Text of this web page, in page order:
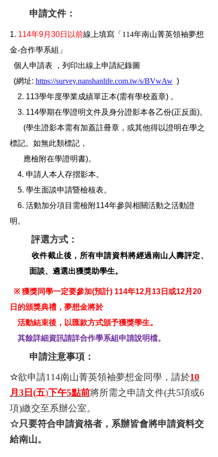
申請文件：
1. 114年9月 30日以前線上填寫 「114年南山菁英領袖夢想
金-合作學系組」
個人 申請表
，列印出線上申請紀錄圖
(網址: https://survey.nanshanlife.com.tw/s/BVwAw )
2. 113學年度學業成績單正本(需有學校蓋章) 。
3. 114學期在學證明文件及身分證影本各乙份(正反面)。
(學生證影本需有加蓋註冊章，或其他得以證明在學之
標記。如無此類標記，
應檢附在學證明書)。
4. 申請人本人存摺影本。
5. 學生面談申請暨檢核表。
6. 活動加分項目需檢附114年參與相關活動之活動證
明。
評選方式：
收件截止後，所有申請資料將經過南山人壽評定、
面談、遴選出獲獎助學生。
※ 獲獎同學一定要參加(預計) 114年12月 13 日或12月 20
日的頒獎典禮，夢想金將於
活動結束後，以匯款方式頒予獲獎學生。
其餘詳細資訊請詳合作學系組申請說明檔。
申請注意事項：
☆欲申請114南山菁英領袖夢想金同學，請於10
月3日(五)下午5點前將所需之申請文件(共5項或6
項)繳交至系辦公室。
☆只要符合申請資格者，系辦皆會將申請資料交
給南山。